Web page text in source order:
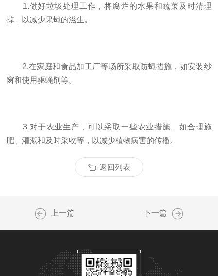
1.做好垃圾处理工作，将腐烂的水果和蔬菜及时清理
掉，以减少果蝇的滋生。
2.在家庭和食品加工厂等场所采取防蝇措施，如安装纱
窗和使用驱蝇剂等。
3.对于农业生产，可以采取一些农业措施，如合理施
肥、灌溉和及时采收等，以减少植物病害的传播。
返回列表
上一篇 下一篇